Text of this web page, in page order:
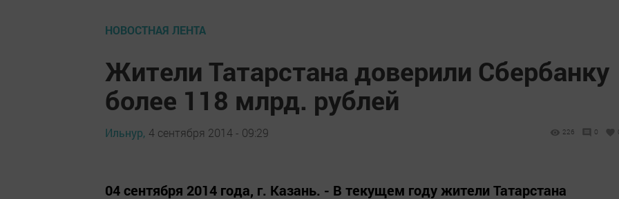
НОВОСТНАЯ ЛЕНТА
Жители Татарстана доверили Сбербанку
более 118 млрд. рублей
Ильнур, 4 сентября 2014 - 09:29 226 0
04 сентября 2014 года, г. Казань. - В текущем году жители Татарстана